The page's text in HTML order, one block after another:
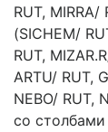
RUT, MIRRA/
(SICHEM/
RUT,
ARTU/ RUT,
NEBO/ RUT,
со